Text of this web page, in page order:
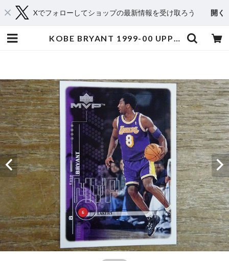
Xでフォローしてショップの最新情報を受け取ろう 開く
KOBE BRYANT 1999-00 UPPER DECK MVP #74 | スポーツカードミントC&K本厚木店－オンラインショップ